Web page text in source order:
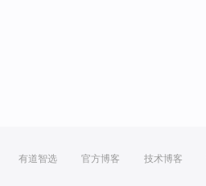
有道智选 官方博客 技术博客